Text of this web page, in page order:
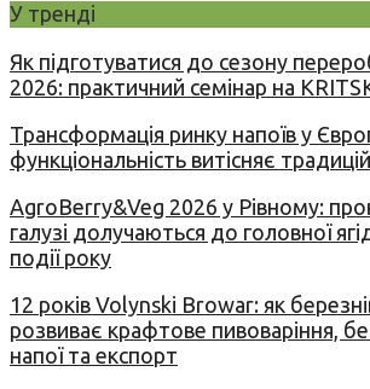
У тренді
Як підготуватися до сезону
2026: практичний семінар на
Трансформація ринку напоїв у
функціональність витісняє
AgroBerry&Veg 2026 у Рівному:
галузі долучаються до головної
події року
12 років Volynski Browar: як
розвиває крафтове пивоваріння,
напої та експорт